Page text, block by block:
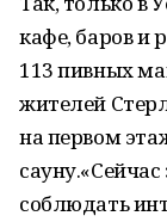
кафе, баров и
113 пивных
жителей
на первом
соблюдать